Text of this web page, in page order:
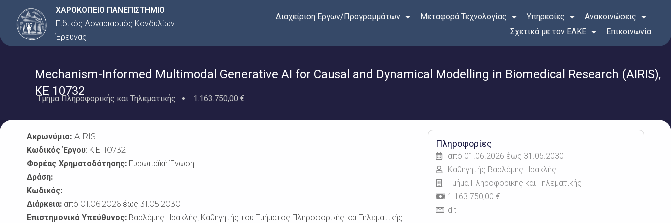
Μετάβαση
περιεχόμενο
ΧΑΡΟΚΟΠΕΙΟ ΠΑΝΕΠΙΣΤΗΜΙΟ
Ειδικός Λογαριασμός Κονδυλίων
Έρευνας
Διαχείριση Έργων/Προγραμμάτων Μεταφορά Τεχνολογίας Υπηρεσίες
Ανακοινώσεις
Σχετικά με τον ΕΛΚΕ
Επικοινωνία
Mechanism-Informed Multimodal Generative AI for Causal and Dynamical Modelling in Biomedical Research (AIRIS),
KE 10732
Τμήμα Πληροφορικής και Τηλεματικής 1.163.750,00 €
Ακρωνύμιο: AIRIS
Κωδικός Έργου: Κ.Ε. 10732
Φορέας Χρηματοδότησης:Ευρωπαϊκή Ένωση
Δράση:
Κωδικός:
Διάρκεια:από 01.06.2026 έως 31.05.2030
Επιστημονικά Υπεύθυνος:Βαρλάμης Ηρακλής, Καθηγητής του Τμήματος Πληροφορικής και Τηλεματικής
Πληροφορίες
από 01.06.2026 έως 31.05.2030
Καθηγητής Βαρλάμης Ηρακλής
Τμήμα Πληροφορικής και Τηλεματικής
1.163.750,00 €
dit